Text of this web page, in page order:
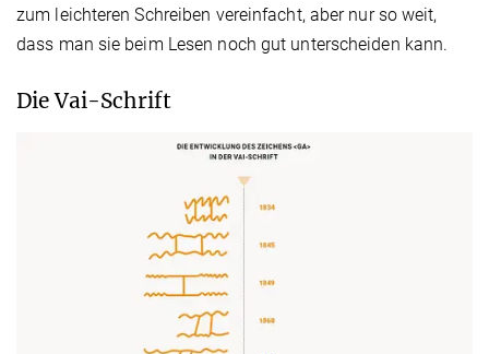
zum leichteren Schreiben vereinfacht, aber nur so weit,
dass man sie beim Lesen noch gut unterscheiden kann.
Die Vai-Schrift